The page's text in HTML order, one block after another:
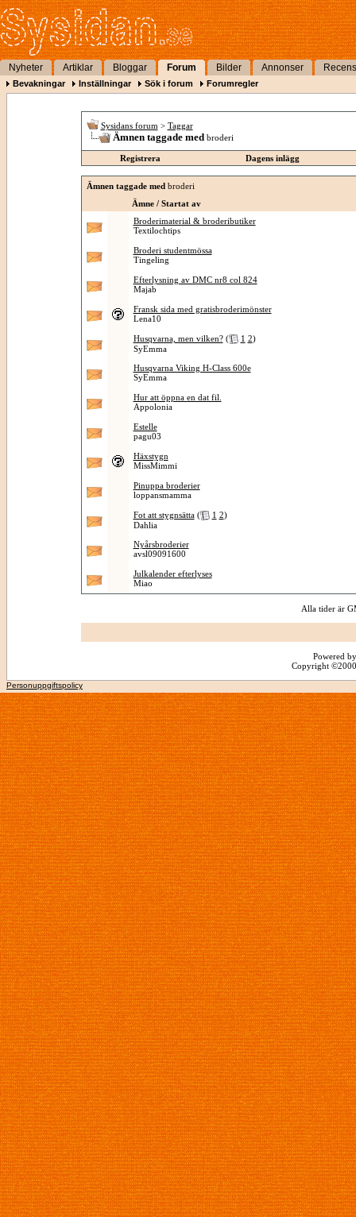
Nyheter Artiklar Bloggar Forum Bilder Annonser
Bevakningar Inställningar Sök i forum Forumregler
Sysidans forum > Taggar
Ämnen taggade med broderi
Registrera Dagens inlägg
Ämnen taggade med broderi
Ämne / Startat av
Broderimaterial & brodeributiker
Textilochtips
Broderi studentmössa
Tingeling
Efterlysning av DMC nr8 col 824
Majab
Fransk sida med gratisbroderimönster
Lena10
Husqvarna, men vilken? ( 1 2)
SyEmma
Husqvarna Viking H-Class 600e
SyEmma
Hur att öppna en dat fil.
Appolonia
Estelle
pagu03
Häxstygn
MissMimmi
Pinuppa broderier
loppansmamma
Fot att stygnsätta ( 1 2)
Dahlia
Nyårsbroderier
avsl09091600
Julkalender efterlyses
Miao
Alla tider är
Powered
Copyright
Personuppgiftspolicy